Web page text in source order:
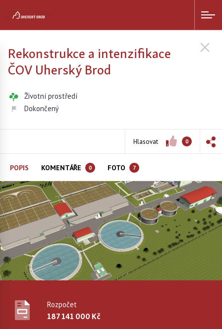
Rekonstrukce a intenzifikace
ČOV Uherský Brod
Životní prostředí
Dokončený
Hlasovat 0
POPIS KOMENTÁŘE 0 FOTO 7
Rozpočet
187 141 000 Kč